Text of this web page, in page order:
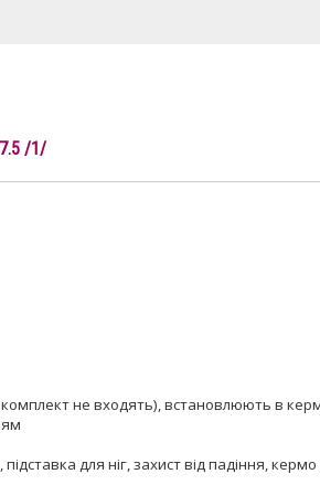
/1/
не входять), встановлюють в
для ніг, захист від падіння,